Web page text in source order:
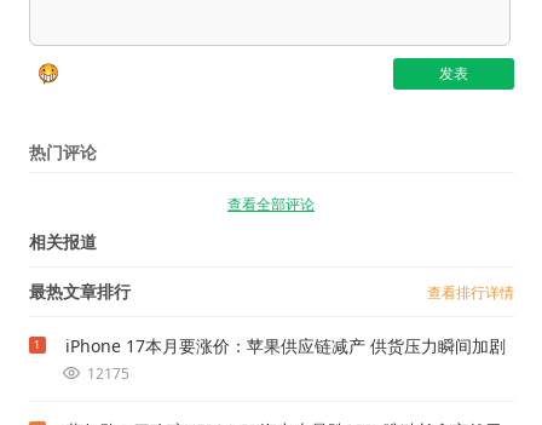
热门评论
查看全部评论
相关报道
最热文章排行 查看排行详情
1 iPhone 17本月要涨价：苹果供应链减产 供货压力瞬间加剧
12175